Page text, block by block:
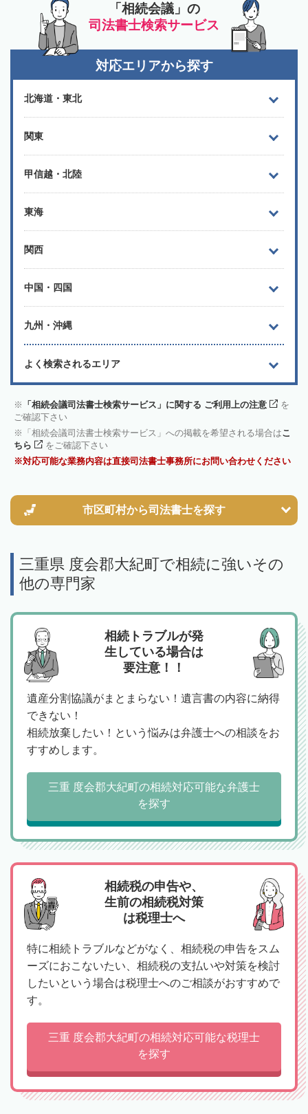
「相続会議」の
司法書士検索サービス
対応エリアから探す
北海道・東北
関東
甲信越・北陸
東海
関西
中国・四国
九州・沖縄
よく検索されるエリア
「相続会議司法書士検索サービス」に関する ご利用上の注意
を
ご確認下さい
「相続会議司法書士検索サービス」への掲載を希望される場合はこ
ちら
をご確認下さい
対応可能な業務内容は直接司法書士事務所にお問い合わせください
市区町村から司法書士を探す
三重県 度会郡大紀町で相続に強いその
他の専門家
相続トラブルが発
生している場合は
要注意！！
遺産分割協議がまとまらない！遺言書の内容に納得
できない！
相続放棄したい！という悩みは弁護士への相談をお
すすめします。
三重 度会郡大紀町の相続対応可能な弁護士
を探す
相続税の申告や、
生前の相続税対策
は税理士へ
特に相続トラブルなどがなく、相続税の申告をスム
ーズにおこないたい、相続税の支払いや対策を検討
したいという場合は税理士へのご相談がおすすめで
す。
三重 度会郡大紀町の相続対応可能な税理士
を探す